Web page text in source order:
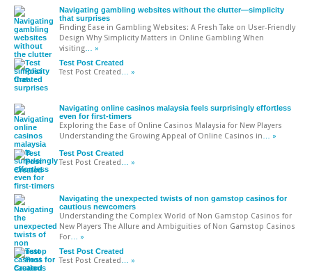
Navigating gambling websites without the clutter—simplicity
that surprises
Finding Ease in Gambling Websites: A Fresh Take on User-Friendly
Design Why Simplicity Matters in Online Gambling When
visiting … »
Test Post Created
Test Post Created … »
Navigating online casinos malaysia feels surprisingly effortless
even for first-timers
Exploring the Ease of Online Casinos Malaysia for New Players
Understanding the Growing Appeal of Online Casinos in … »
Test Post Created
Test Post Created … »
Navigating the unexpected twists of non gamstop casinos for
cautious newcomers
Understanding the Complex World of Non Gamstop Casinos for
New Players The Allure and Ambiguities of Non Gamstop Casinos
For … »
Test Post Created
Test Post Created … »